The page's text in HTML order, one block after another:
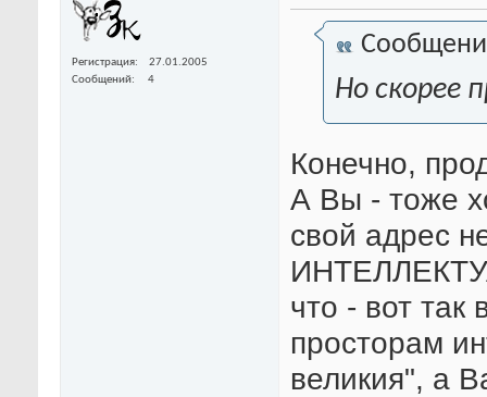
Регистрация
27.01.2005
Сообщений
4 Но скорее
Конечно,
А Вы - тоже
свой адрес
что - вот так
просторам
великия", а